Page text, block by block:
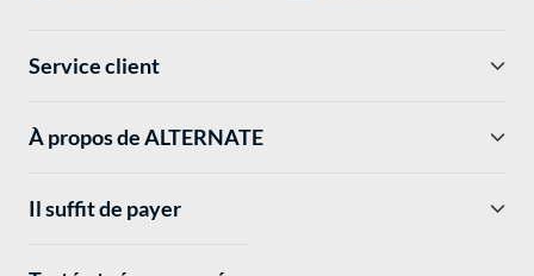
Service client
À propos de ALTERNATE
Il suffit de payer